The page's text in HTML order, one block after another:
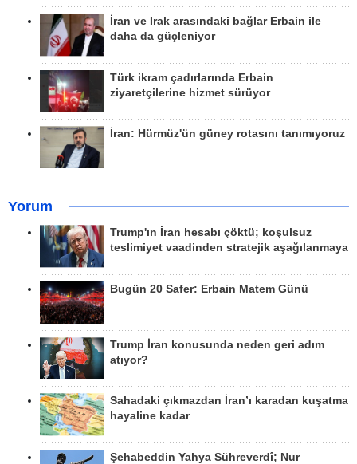
İran ve Irak arasındaki bağlar Erbain ile
daha da güçleniyor
Türk ikram çadırlarında Erbain
ziyaretçilerine hizmet sürüyor
İran: Hürmüz'ün güney rotasını tanımıyoruz
Yorum
Trump'ın İran hesabı çöktü; koşulsuz
teslimiyet vaadinden stratejik aşağılanmaya
Bugün 20 Safer: Erbain Matem Günü
Trump İran konusunda neden geri adım
atıyor?
Sahadaki çıkmazdan İran’ı karadan kuşatma
hayaline kadar
Şehabeddin Yahya Sühreverdî; Nur